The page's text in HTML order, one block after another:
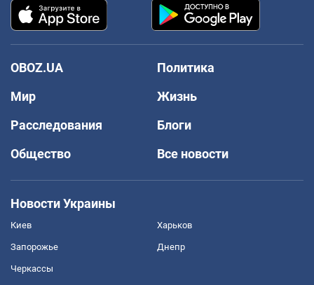
OBOZ.UA
Политика
Мир
Жизнь
Расследования
Блоги
Общество
Все новости
Новости Украины
Киев Харьков
Запорожье Днепр
Черкассы